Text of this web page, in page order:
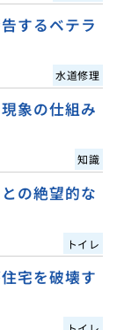
するベテラ
水道修理
象の仕組み
知識
の絶望的な
トイレ
宅を破壊す